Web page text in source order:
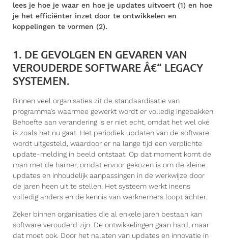
lees je hoe je waar en hoe je updates uitvoert (1) en hoe
je het efficiënter inzet door te ontwikkelen en
koppelingen te vormen (2).
1. DE GEVOLGEN EN GEVAREN VAN
VEROUDERDE SOFTWARE Â€“ LEGACY
SYSTEMEN.
Binnen veel organisaties zit de standaardisatie van
programma’s waarmee gewerkt wordt er volledig ingebakken.
Behoefte aan verandering is er niet echt, omdat het wel oké
is zoals het nu gaat. Het periodiek updaten van de software
wordt uitgesteld, waardoor er na lange tijd een verplichte
update-melding in beeld ontstaat. Op dat moment komt de
man met de hamer, omdat ervoor gekozen is om de kleine
updates en inhoudelijk aanpassingen in de werkwijze door
de jaren heen uit te stellen. Het systeem werkt ineens
volledig anders en de kennis van werknemers loopt achter.
Zeker binnen organisaties die al enkele jaren bestaan kan
software verouderd zijn. De ontwikkelingen gaan hard, maar
dat moet ook. Door het nalaten van updates en innovatie in